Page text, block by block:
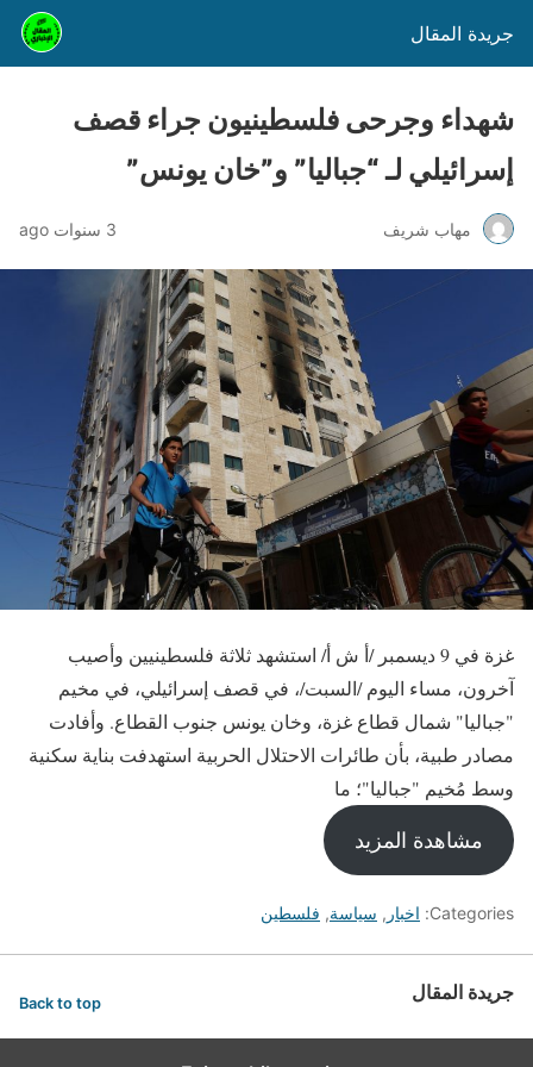
جريدة المقال
شهداء وجرحى فلسطينيون جراء قصف
إسرائيلي لـ “جباليا” و”خان يونس”
مهاب شريف 3 سنوات ago
غزة في 9 ديسمبر /أ ش أ/ استشهد ثلاثة فلسطينيين وأصيب
آخرون، مساء اليوم /السبت/، في قصف إسرائيلي، في مخيم
"جباليا" شمال قطاع غزة، وخان يونس جنوب القطاع. وأفادت
مصادر طبية، بأن طائرات الاحتلال الحربية استهدفت بناية سكنية
وسط مُخيم "جباليا"؛ ما
مشاهدة المزيد
Categories: اخبار , سياسة, فلسطين
جريدة المقال Back to top